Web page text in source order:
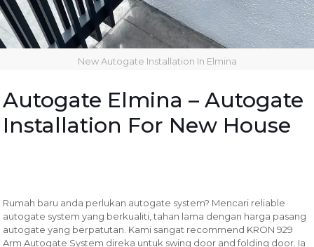
New Autogate Installation In Elmina
Autogate Elmina – Autogate
Installation For New House
Rumah baru anda perlukan autogate system? Mencari reliable
autogate system yang berkualiti, tahan lama dengan harga pasang
autogate yang berpatutan. Kami sangat recommend KRON 929
Arm Autogate System direka untuk swing door and folding door. Ia